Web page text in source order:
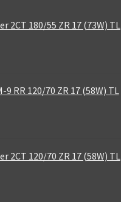
2CT 180/55 ZR 17 (73W) TL
RR 120/70 ZR 17 (58W) TL
2CT 120/70 ZR 17 (58W) TL